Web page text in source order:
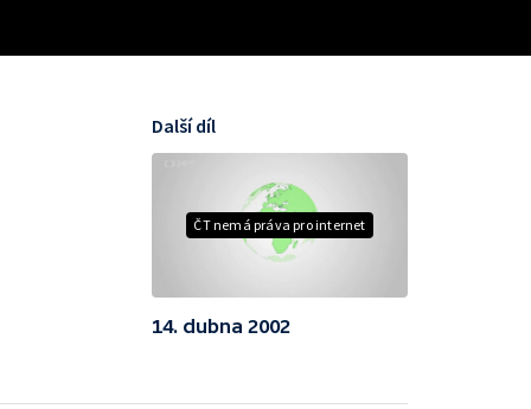
ČT nemá práva pro internet
Další díl
14. dubna 2002